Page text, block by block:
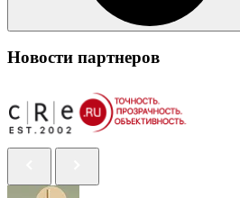
Новости партнеров